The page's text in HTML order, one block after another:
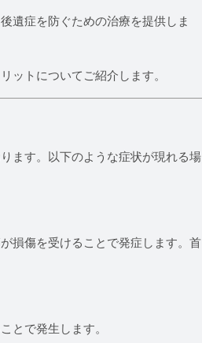
遺症を防ぐための治療を提供しま
ットについてご紹介します。
ます。以下のような症状が現れる場
損傷を受けることで発症します。首
とで発生します。